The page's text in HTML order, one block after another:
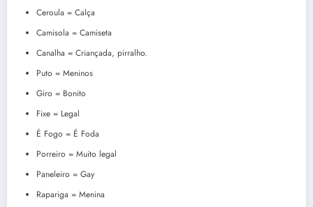
Ceroula = Calça
Camisola = Camiseta
Canalha = Criançada, pirralho.
Puto = Meninos
Giro = Bonito
Fixe = Legal
É Fogo = É Foda
Porreiro = Muito legal
Paneleiro = Gay
Rapariga = Menina